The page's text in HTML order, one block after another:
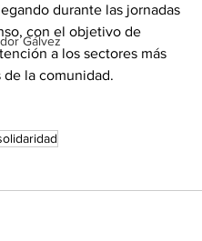
Gálvez
durante las jornadas
con el objetivo de
a los sectores más
de la comunidad.